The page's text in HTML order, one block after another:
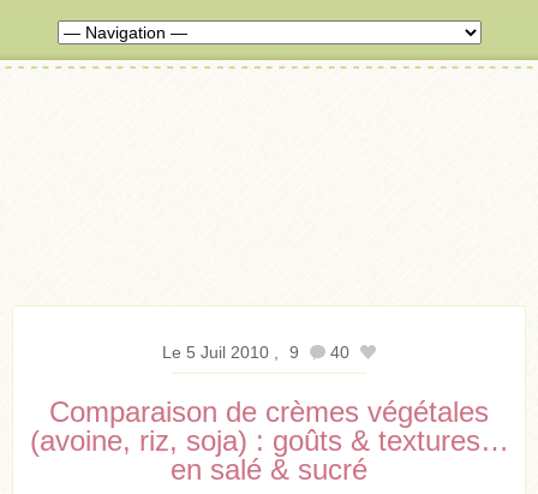
Le 5 Juil 2010 9 40
Comparaison de crèmes végétales
(avoine, riz, soja) : goûts & textures…
en salé & sucré